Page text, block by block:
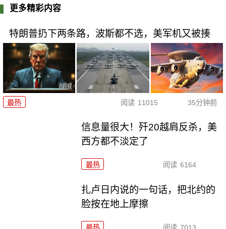
更多精彩内容
特朗普扔下两条路，波斯都不选，美军机又被揍
最热 阅读 11015 35分钟前
信息量很大！歼20越肩反杀，美
西方都不淡定了
最热 阅读 6164
扎卢日内说的一句话，把北约的
脸按在地上摩擦